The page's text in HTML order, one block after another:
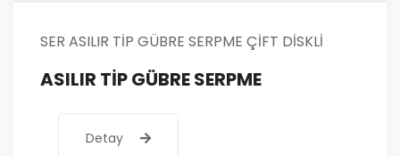
SER ASILIR TİP GÜBRE SERPME ÇİFT DİSKLİ
ASILIR TİP GÜBRE SERPME
Detay